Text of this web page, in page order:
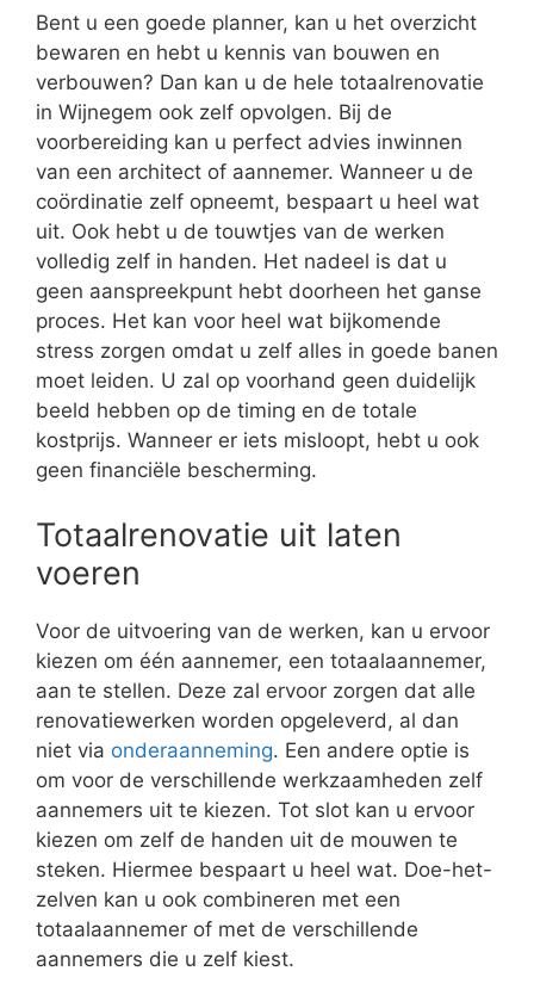
Bent u een goede planner, kan u het overzicht
bewaren en hebt u kennis van bouwen en
verbouwen? Dan kan u de hele totaalrenovatie
in Wijnegem ook zelf opvolgen. Bij de
voorbereiding kan u perfect advies inwinnen
van een architect of aannemer. Wanneer u de
coördinatie zelf opneemt, bespaart u heel wat
uit. Ook hebt u de touwtjes van de werken
volledig zelf in handen. Het nadeel is dat u
geen aanspreekpunt hebt doorheen het ganse
proces. Het kan voor heel wat bijkomende
stress zorgen omdat u zelf alles in goede banen
moet leiden. U zal op voorhand geen duidelijk
beeld hebben op de timing en de totale
kostprijs. Wanneer er iets misloopt, hebt u ook
geen financiële bescherming.
Totaalrenovatie uit laten
voeren
Voor de uitvoering van de werken, kan u ervoor
kiezen om één aannemer, een totaalaannemer,
aan te stellen. Deze zal ervoor zorgen dat alle
renovatiewerken worden opgeleverd, al dan
niet via onderaanneming. Een andere optie is
om voor de verschillende werkzaamheden zelf
aannemers uit te kiezen. Tot slot kan u ervoor
kiezen om zelf de handen uit de mouwen te
steken. Hiermee bespaart u heel wat. Doe-het-
zelven kan u ook combineren met een
totaalaannemer of met de verschillende
aannemers die u zelf kiest.